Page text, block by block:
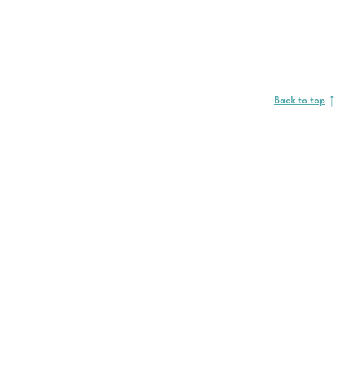
Back to top